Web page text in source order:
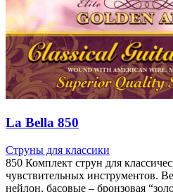
La Bella 850
Струны для классики
850 Комплект струн для
чувствительных инструментов.
нейлон, басовые – бронзовая